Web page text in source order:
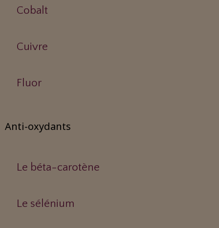
Cobalt
Cuivre
Fluor
Anti-oxydants
Le béta-carotène
Le sélénium